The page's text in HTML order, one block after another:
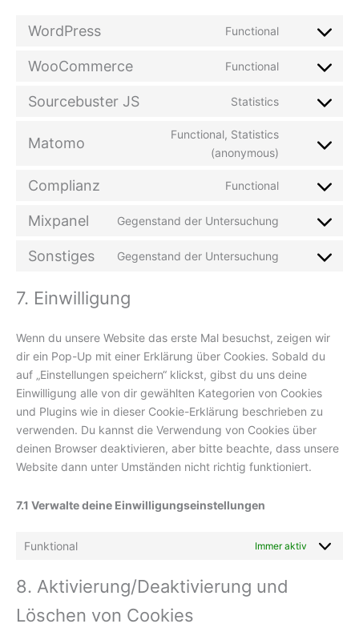
WordPress Functional
Consent
service
WooCommerce Functional
Consent
service
Sourcebuster JS Statistics
Consent
service
Matomo
Functional, Statistics
(anonymous)
Consent
service
Complianz Functional
Consent
service
Mixpanel Gegenstand der Untersuchung
Consent
service
Sonstiges Gegenstand der Untersuchung
Consent
7. Einwilligung
Wenn du unsere Website das erste Mal besuchst, zeigen wir
dir ein Pop-Up mit einer Erklärung über Cookies. Sobald du
auf „Einstellungen speichern“ klickst, gibst du uns deine
Einwilligung alle von dir gewählten Kategorien von Cookies
und Plugins wie in dieser Cookie-Erklärung beschrieben zu
verwenden. Du kannst die Verwendung von Cookies über
deinen Browser deaktivieren, aber bitte beachte, dass unsere
Website dann unter Umständen nicht richtig funktioniert.
7.1 Verwalte deine Einwilligungseinstellungen
Funktional Immer aktiv
8. Aktivierung/Deaktivierung und
Löschen von Cookies